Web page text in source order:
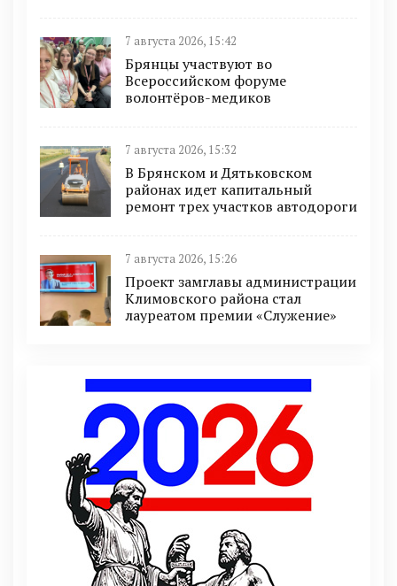
7 августа 2026, 15:42
Брянцы участвуют во
Всероссийском форуме
волонтёров-медиков
7 августа 2026, 15:32
В Брянском и Дятьковском
районах идет капитальный
ремонт трех участков автодороги
7 августа 2026, 15:26
Проект замглавы администрации
Климовского района стал
лауреатом премии «Служение»